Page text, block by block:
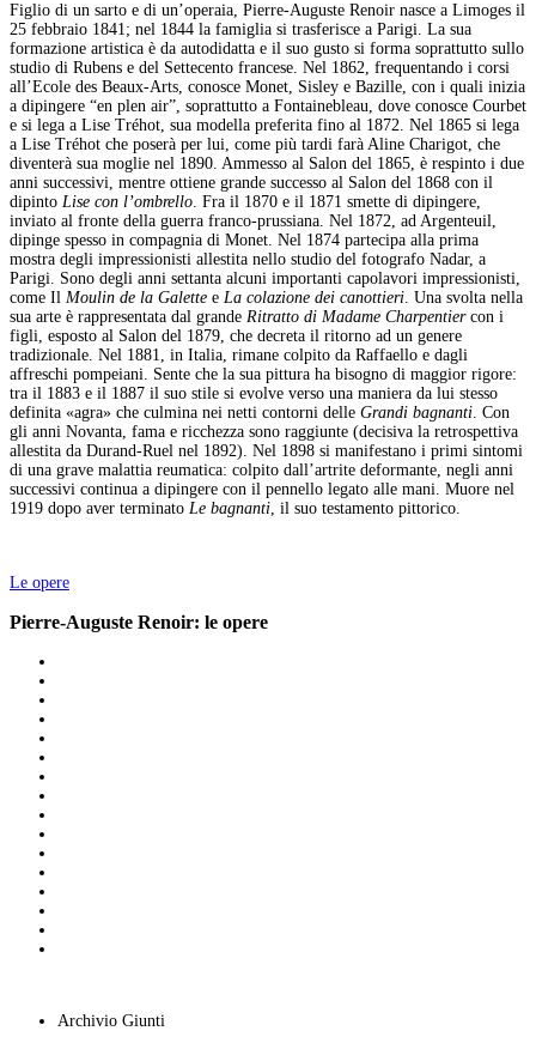
Figlio di un sarto e di un’operaia, Pierre-Auguste Renoir nasce a Limoges il
25 febbraio 1841; nel 1844 la famiglia si trasferisce a Parigi. La sua
formazione artistica è da autodidatta e il suo gusto si forma soprattutto sullo
studio di Rubens e del Settecento francese. Nel 1862, frequentando i corsi
all’Ecole des Beaux-Arts, conosce Monet, Sisley e Bazille, con i quali inizia
a dipingere “en plen air”, soprattutto a Fontainebleau, dove conosce Courbet
e si lega a Lise Tréhot, sua modella preferita fino al 1872. Nel 1865 si lega
a Lise Tréhot che poserà per lui, come più tardi farà Aline Charigot, che
diventerà sua moglie nel 1890. Ammesso al Salon del 1865, è respinto i due
anni successivi, mentre ottiene grande successo al Salon del 1868 con il
dipinto Lise con l’ombrello. Fra il 1870 e il 1871 smette di dipingere,
inviato al fronte della guerra franco-prussiana. Nel 1872, ad Argenteuil,
dipinge spesso in compagnia di Monet. Nel 1874 partecipa alla prima
mostra degli impressionisti allestita nello studio del fotografo Nadar, a
Parigi. Sono degli anni settanta alcuni importanti capolavori impressionisti,
come Il Moulin de la Galette e La colazione dei canottieri. Una svolta nella
sua arte è rappresentata dal grande Ritratto di Madame Charpentier con i
figli, esposto al Salon del 1879, che decreta il ritorno ad un genere
tradizionale. Nel 1881, in Italia, rimane colpito da Raffaello e dagli
affreschi pompeiani. Sente che la sua pittura ha bisogno di maggior rigore:
tra il 1883 e il 1887 il suo stile si evolve verso una maniera da lui stesso
definita «agra» che culmina nei netti contorni delle Grandi bagnanti. Con
gli anni Novanta, fama e ricchezza sono raggiunte (decisiva la retrospettiva
allestita da Durand-Ruel nel 1892). Nel 1898 si manifestano i primi sintomi
di una grave malattia reumatica: colpito dall’artrite deformante, negli anni
successivi continua a dipingere con il pennello legato alle mani. Muore nel
1919 dopo aver terminato Le bagnanti, il suo testamento pittorico.
Le opere
Pierre-Auguste Renoir: le opere
Archivio Giunti